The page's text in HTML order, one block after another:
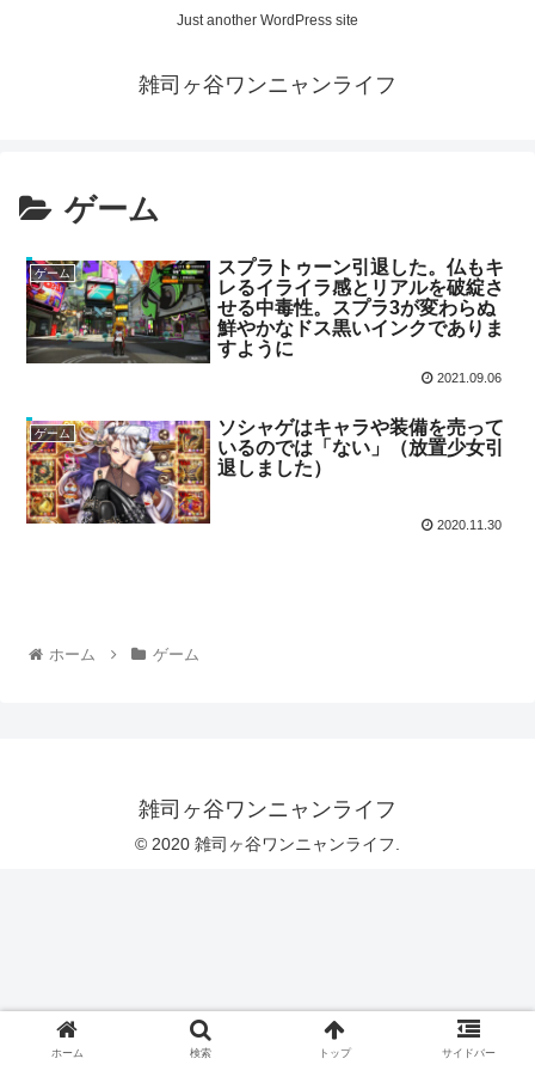
Just another WordPress site
雑司ヶ谷ワンニャンライフ
ゲーム
ゲーム
スプラトゥーン引退した。仏もキ
レるイライラ感とリアルを破綻さ
せる中毒性。スプラ3が変わらぬ
鮮やかなドス黒いインクでありま
すように
2021.09.06
ゲーム
ソシャゲはキャラや装備を売って
いるのでは「ない」（放置少女引
退しました）
2020.11.30
ホーム ゲーム
雑司ヶ谷ワンニャンライフ
© 2020 雑司ヶ谷ワンニャンライフ.
ホーム 検索 トップ サイドバー